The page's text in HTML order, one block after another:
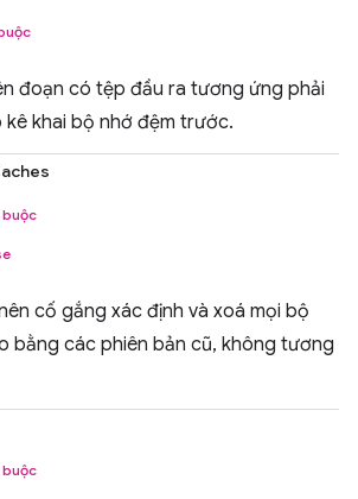
đoạn có tệp đầu ra tương ứng phải
khai bộ nhớ đệm trước.
cố gắng xác định và xoá mọi bộ
bằng các phiên bản cũ, không tương